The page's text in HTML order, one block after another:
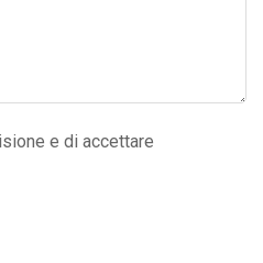
e di accettare